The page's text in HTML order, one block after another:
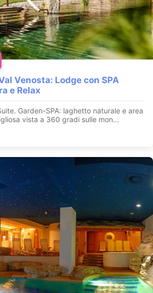
Venosta: Lodge con SPA
e Relax
Garden-SPA: laghetto naturale e area
vista a 360 gradi sulle mon...